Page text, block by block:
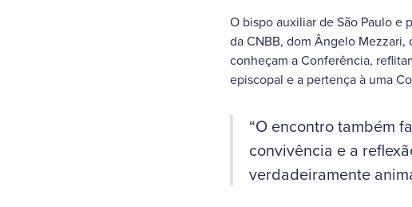
O bispo auxiliar de São Paulo e
da CNBB, dom Ângelo
conheçam a Conferência,
episcopal e a pertença à uma
“O encontro também
convivência e a
verdadeiramente